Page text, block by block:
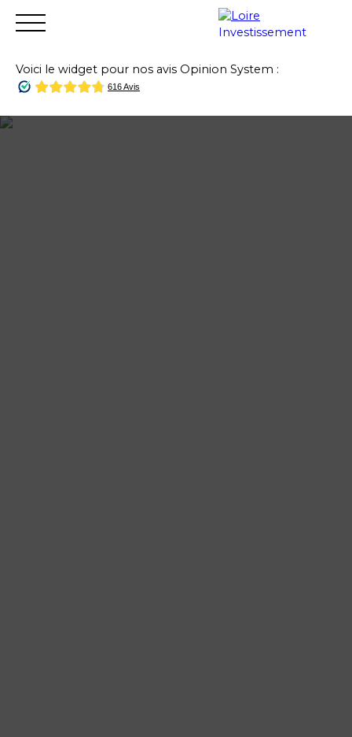
Accueil Acheter Vendre Louer Financer
Voici le widget pour nos avis Opinion System :